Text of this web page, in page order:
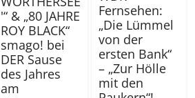
'“ & „80 JAHRE
ROY BLACK“
smago! bei
DER Sause
des Jahres
am
Fernsehen:
„Die Lümmel
von der
ersten Bank“
– „Zur Hölle
mit den